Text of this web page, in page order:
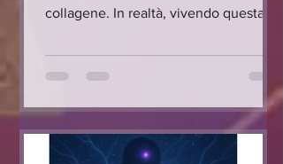
collagene. In realtà, vivendo questa
problema è più ampio. Qui troverete
gli integratori che, per razionale
biologico ed esperienza, considero tra
i più interessanti e coerenti con la
fisiopatologia della sindrome.